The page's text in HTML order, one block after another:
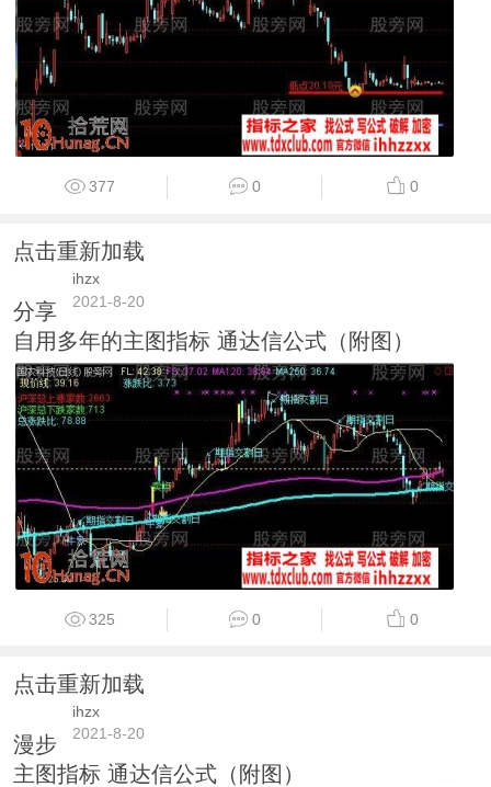
377 0 0
点击重新加载
ihzx
2021-8-20
分享
自用多年的主图指标 通达信公式（附图）
325 0 0
点击重新加载
ihzx
2021-8-20
漫步
主图指标 通达信公式（附图）